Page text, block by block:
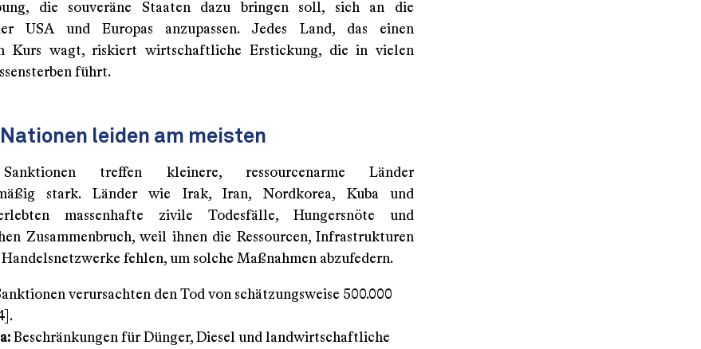
die souveräne Staaten dazu bringen soll, sich an die
USA und Europas anzupassen. Jedes Land, das einen
Kurs wagt, riskiert wirtschaftliche Erstickung, die in vielen
führt.
leiden am meisten
treffen kleinere, ressourcenarme Länder
stark. Länder wie Irak, Iran, Nordkorea, Kuba und
massenhafte zivile Todesfälle, Hungersnöte und
Zusammenbruch, weil ihnen die Ressourcen, Infrastrukturen
fehlen, um solche Maßnahmen abzufedern.
verursachten den Tod von schätzungsweise 500.000
Beschränkungen für Dünger, Diesel und landwirtschaftliche